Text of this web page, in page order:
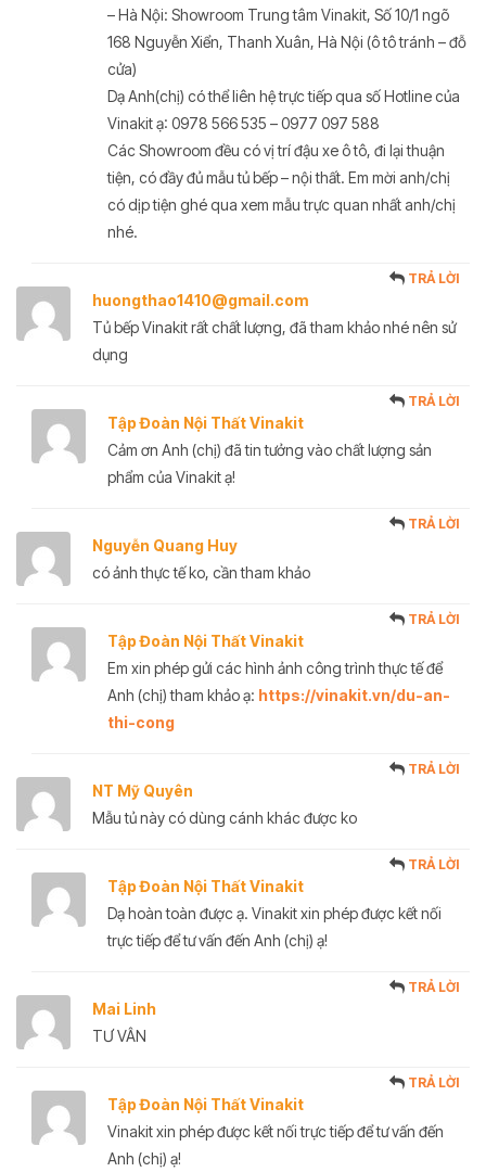
– Hà Nội: Showroom Trung tâm Vinakit, Số 10/1 ngõ
168 Nguyễn Xiển, Thanh Xuân, Hà Nội (ô tô tránh – đỗ
cửa)
Dạ Anh(chị) có thể liên hệ trực tiếp qua số Hotline của
Vinakit ạ: 0978 566 535 – 0977 097 588
Các Showroom đều có vị trí đậu xe ô tô, đi lại thuận
tiện, có đầy đủ mẫu tủ bếp – nội thất. Em mời anh/chị
có dịp tiện ghé qua xem mẫu trực quan nhất anh/chị
nhé.
huongthao1410@gmail.com
TRẢ LỜI
Tủ bếp Vinakit rất chất lượng, đã tham khảo nhé nên sử
dụng
Tập Đoàn Nội Thất Vinakit
TRẢ LỜI
Cảm ơn Anh (chị) đã tin tưởng vào chất lượng sản
phẩm của Vinakit ạ!
Nguyễn Quang Huy
TRẢ LỜI
có ảnh thực tế ko, cần tham khảo
Tập Đoàn Nội Thất Vinakit
TRẢ LỜI
Em xin phép gửi các hình ảnh công trình thực tế để
Anh (chị) tham khảo ạ: https://vinakit.vn/du-an-
thi-cong
NT Mỹ Quyên
TRẢ LỜI
Mẫu tủ này có dùng cánh khác được ko
Tập Đoàn Nội Thất Vinakit
TRẢ LỜI
Dạ hoàn toàn được ạ. Vinakit xin phép được kết nối
trực tiếp để tư vấn đến Anh (chị) ạ!
Mai Linh
TRẢ LỜI
TƯ VÂN
Tập Đoàn Nội Thất Vinakit
TRẢ LỜI
Vinakit xin phép được kết nối trực tiếp để tư vấn đến
Anh (chị) ạ!